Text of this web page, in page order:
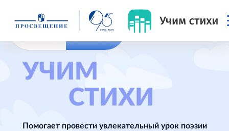
УЧИМ
СТИХИ
Помогает провести увлекательный урок поэзии